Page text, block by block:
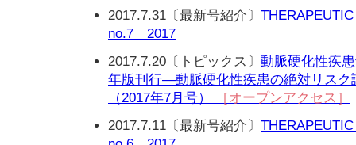
2017.7.31〔最新号紹介〕
no.7 2017
2017.7.20〔トピックス〕 動脈硬化性疾
年版刊行—動脈硬化性疾患の絶対リスク
（2017年7月号）
［オープンアクセス］
2017.7.11〔最新号紹介〕